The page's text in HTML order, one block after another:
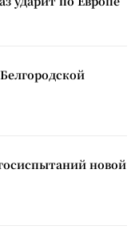
новой